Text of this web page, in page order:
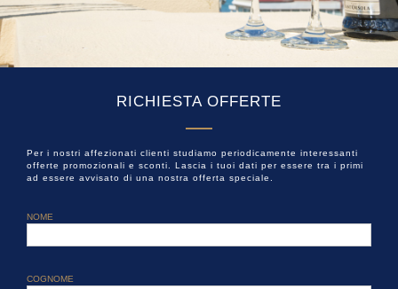
RICHIESTA OFFERTE
Per i nostri affezionati clienti studiamo periodicamente interessanti
offerte promozionali e sconti. Lascia i tuoi dati per essere tra i primi
ad essere avvisato di una nostra offerta speciale.
NOME
COGNOME